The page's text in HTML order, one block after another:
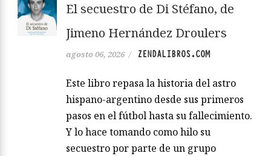
El secuestro de Di Stéfano, de
Jimeno Hernández Droulers
agosto 06, 2026 / ZENDALIBROS.COM
Este libro repasa la historia del astro
hispano-argentino desde sus primeros
pasos en el fútbol hasta su fallecimiento.
Y lo hace tomando como hilo su
secuestro por parte de un grupo